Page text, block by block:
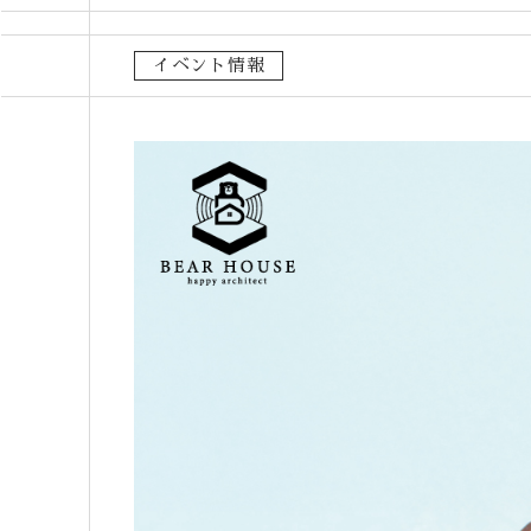
イベント情報